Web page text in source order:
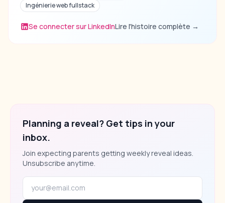
Ingénierie web fullstack
Se connecter sur LinkedInLire l'histoire complète →
Planning a reveal? Get tips in your
inbox.
Join expecting parents getting weekly reveal ideas.
Unsubscribe anytime.